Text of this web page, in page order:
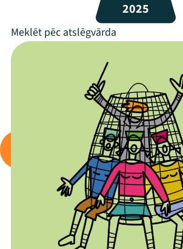
Festivāls
Arhīvs
Viņi bija LAMPĀ 2026
Jaunumi
Ziedo
Veikals
Kontakti
2025